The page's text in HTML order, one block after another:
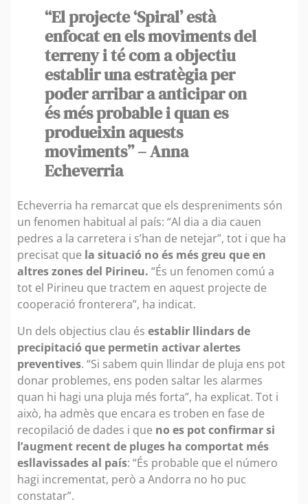
“El projecte ‘Spiral’ està
enfocat en els moviments del
terreny i té com a objectiu
establir una estratègia per
poder arribar a anticipar on
és més probable i quan es
produeixin aquests
moviments” – Anna
Echeverria
Echeverria ha remarcat que els despreniments són
un fenomen habitual al país: “Al dia a dia cauen
pedres a la carretera i s’han de netejar”, tot i que ha
precisat que la situació no és més greu que en
altres zones del Pirineu. “És un fenomen comú a
tot el Pirineu que tractem en aquest projecte de
cooperació fronterera”, ha indicat.
Un dels objectius clau és establir llindars de
precipitació que permetin activar alertes
preventives. “Si sabem quin llindar de pluja ens pot
donar problemes, ens poden saltar les alarmes
quan hi hagi una pluja més forta”, ha explicat. Tot i
això, ha admès que encara es troben en fase de
recopilació de dades i que no es pot confirmar si
l’augment recent de pluges ha comportat més
esllavissades al país: “És probable que el número
hagi incrementat, però a Andorra no ho puc
constatar”.